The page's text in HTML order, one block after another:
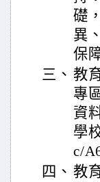
礎
異
保
三、 教
專
資
學
c/
四、 教